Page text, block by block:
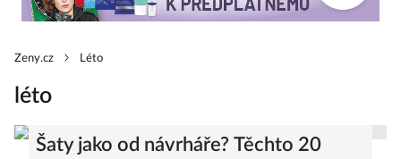
Zeny.cz Léto
léto
Šaty jako od návrháře? Těchto 20